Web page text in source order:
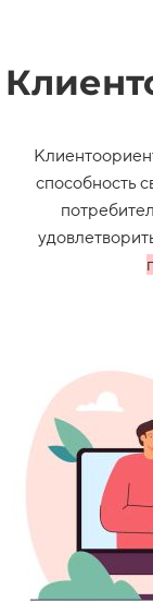
способность